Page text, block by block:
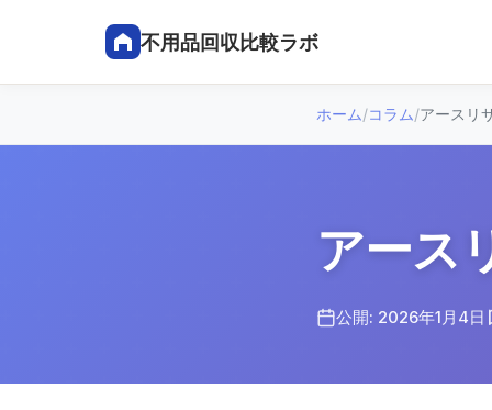
不用品回収比較ラボ
ホーム/コラム/アースリ
アース
公開: 2026年1月4日